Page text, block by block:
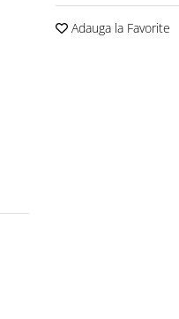
Adauga la Favorite